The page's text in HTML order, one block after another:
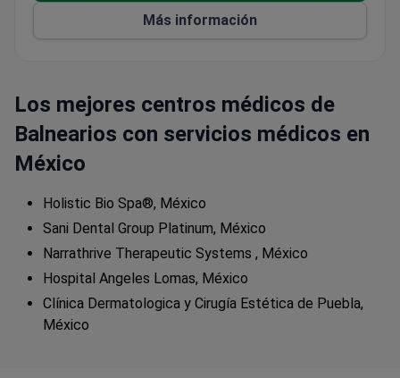
Más información
Los mejores centros médicos de
Balnearios con servicios médicos en
México
Holistic Bio Spa®, México
Sani Dental Group Platinum, México
Narrathrive Therapeutic Systems , México
Hospital Angeles Lomas, México
Clínica Dermatologica y Cirugía Estética de Puebla,
México